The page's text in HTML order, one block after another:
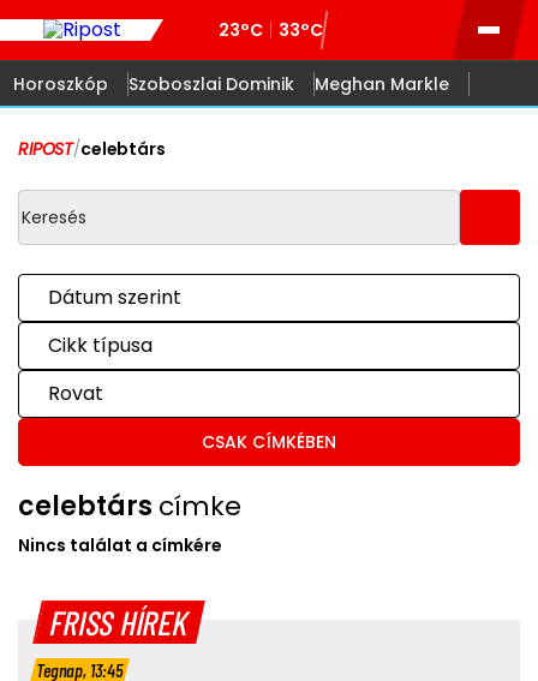
23°C 33°C
Horoszkóp Szoboszlai Dominik Meghan Markle
RIPOST/celebtárs
Dátum szerint
Cikk típusa
Rovat
CSAK CÍMKÉBEN
celebtárs címke
Nincs találat a címkére
FRISS HÍREK
Tegnap, 13:45